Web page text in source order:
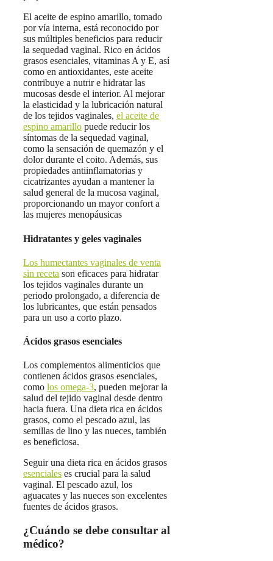
El aceite de espino amarillo, tomado
por vía interna, está reconocido por
sus múltiples beneficios para reducir
la sequedad vaginal. Rico en ácidos
grasos esenciales, vitaminas A y E, así
como en antioxidantes, este aceite
contribuye a nutrir e hidratar las
mucosas desde el interior. Al mejorar
la elasticidad y la lubricación natural
de los tejidos vaginales, el aceite de
espino amarillo puede reducir los
síntomas de la sequedad vaginal,
como la sensación de quemazón y el
dolor durante el coito. Además, sus
propiedades antiinflamatorias y
cicatrizantes ayudan a mantener la
salud general de la mucosa vaginal,
proporcionando un mayor confort a
las mujeres menopáusicas
Hidratantes y geles vaginales
Los humectantes vaginales de venta
sin receta son eficaces para hidratar
los tejidos vaginales durante un
periodo prolongado, a diferencia de
los lubricantes, que están pensados
para un uso a corto plazo.
Ácidos grasos esenciales
Los complementos alimenticios que
contienen ácidos grasos esenciales,
como los omega-3, pueden mejorar la
salud del tejido vaginal desde dentro
hacia fuera. Una dieta rica en ácidos
grasos, como el pescado azul, las
semillas de lino y las nueces, también
es beneficiosa.
Seguir una dieta rica en ácidos grasos
esenciales es crucial para la salud
vaginal. El pescado azul, los
aguacates y las nueces son excelentes
fuentes de ácidos grasos.
¿Cuándo se debe consultar al
médico?